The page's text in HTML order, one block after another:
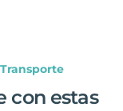
con estas